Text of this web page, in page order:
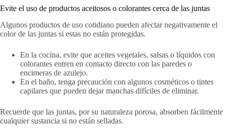
Evite el uso de productos aceitosos o colorantes cerca de las juntas
Algunos productos de uso cotidiano pueden afectar negativamente el
color de las juntas si estas no están protegidas.
En la cocina, evite que aceites vegetales, salsas o líquidos con
colorantes entren en contacto directo con las paredes o
encimeras de azulejo.
En el baño, tenga precaución con algunos cosméticos o tintes
capilares que pueden dejar manchas difíciles de eliminar.
Recuerde que las juntas, por su naturaleza porosa, absorben fácilmente
cualquier sustancia si no están selladas.